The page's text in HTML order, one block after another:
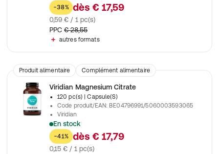
Combinaison de safran (30 mg) et de calendula (souci) (270
-38% dès € 17,59
0,59 € / 1 pc(s)
PPC € 28,55
autres formats
Produit alimentaire Complément alimentaire
Viridian Magnesium Citrate
120 pc(s)
| Capsule(S)
Code produit/EAN: BE04796991/5060003593065
Viridian
En stock
Complément alimentaire contenant du magnésium sous
-41% dès € 17,79
0,15 € / 1 pc(s)